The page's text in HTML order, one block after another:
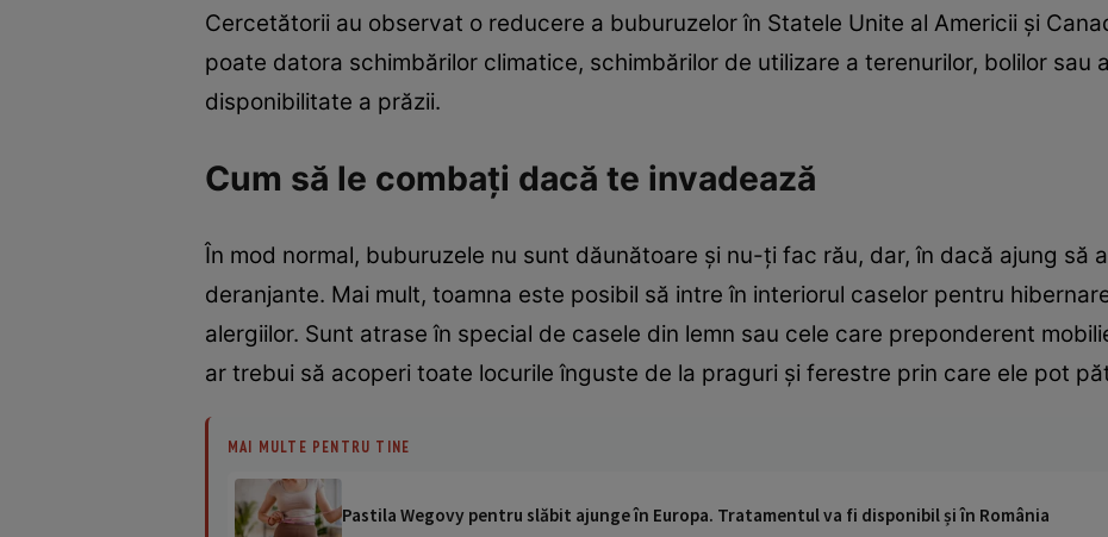
Cercetătorii au observat o reducere a buburuzelor în Statele Unite al Americii şi
poate datora schimbărilor climatice, schimbărilor de utilizare a terenurilor, bolilor sau
disponibilitate a prăzii.
Cum să le combaţi dacă te invadează
În mod normal, buburuzele nu sunt dăunătoare şi nu-ţi fac rău, dar, în dacă ajung să
deranjante. Mai mult, toamna este posibil să intre în interiorul caselor pentru
alergiilor. Sunt atrase în special de casele din lemn sau cele care preponderent
ar trebui să acoperi toate locurile înguste de la praguri şi ferestre prin care ele pot
MAI MULTE PENTRU TINE
Pastila Wegovy pentru slăbit ajunge în Europa. Tratamentul va fi disponibil și în România